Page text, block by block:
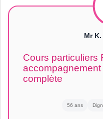
Mr
Cours particuliers
complète
56 ans